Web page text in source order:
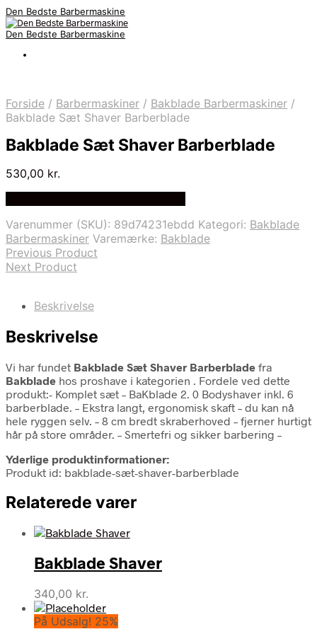
Den Bedste Barbermaskine
Den Bedste Barbermaskine
Forside / Barbermaskiner / Bakblade Barbermaskiner /
Bakblade Sæt Shaver Barberblade
Bakblade Sæt Shaver Barberblade
530,00 kr.
Varenummer (SKU): 89d74231ebdd Kategori: Bakblade
Barbermaskiner Varemærke: Bakblade
Previous Product
Next Product
Beskrivelse
Beskrivelse
Vi har fundet Bakblade Sæt Shaver Barberblade fra
Bakblade hos proshave i kategorien . Fordele ved dette
produkt:- Komplet sæt – BaKblade 2. 0 Bodyshaver inkl. 6
barberblade. – Ekstra langt, ergonomisk skaft – du kan nå
hele ryggen selv. – 8 cm bredt skraberhoved – fjerner hurtigt
hår på store områder. – Smertefri og sikker barbering –
Yderlige produktinformationer:
Produkt id: bakblade-sæt-shaver-barberblade
Relaterede varer
Bakblade Shaver
340,00 kr.
På Udsalg! 25%